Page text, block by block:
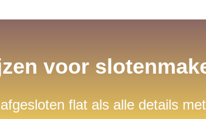
voor
flat als alle details